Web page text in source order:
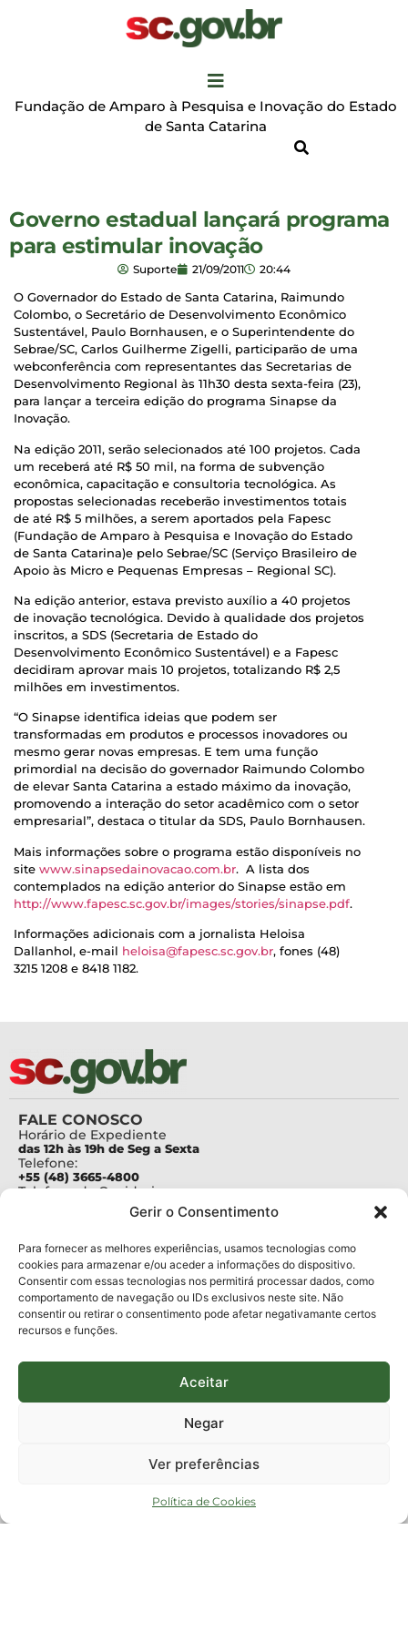
Gerir o Consentimento
Para fornecer as melhores experiências, usamos tecnologias como
cookies para armazenar e/ou aceder a informações do dispositivo.
Consentir com essas tecnologias nos permitirá processar dados, como
comportamento de navegação ou IDs exclusivos neste site. Não
consentir ou retirar o consentimento pode afetar negativamante certos
recursos e funções.
Aceitar
Negar
Ver preferências
Política de Cookies
Fundação de Amparo à Pesquisa e Inovação do Estado
de Santa Catarina
Governo estadual lançará programa
para estimular inovação
Suporte 21/09/2011 20:44
O Governador do Estado de Santa Catarina, Raimundo
Colombo, o Secretário de Desenvolvimento Econômico
Sustentável, Paulo Bornhausen, e o Superintendente do
Sebrae/SC, Carlos Guilherme Zigelli, participarão de uma
webconferência com representantes das Secretarias de
Desenvolvimento Regional às 11h30 desta sexta-feira (23),
para lançar a terceira edição do programa Sinapse da
Inovação.
Na edição 2011, serão selecionados até 100 projetos. Cada
um receberá até R$ 50 mil, na forma de subvenção
econômica, capacitação e consultoria tecnológica. As
propostas selecionadas receberão investimentos totais
de até R$ 5 milhões, a serem aportados pela Fapesc
(Fundação de Amparo à Pesquisa e Inovação do Estado
de Santa Catarina)e pelo Sebrae/SC (Serviço Brasileiro de
Apoio às Micro e Pequenas Empresas – Regional SC).
Na edição anterior, estava previsto auxílio a 40 projetos
de inovação tecnológica. Devido à qualidade dos projetos
inscritos, a SDS (Secretaria de Estado do
Desenvolvimento Econômico Sustentável) e a Fapesc
decidiram aprovar mais 10 projetos, totalizando R$ 2,5
milhões em investimentos.
“O Sinapse identifica ideias que podem ser
transformadas em produtos e processos inovadores ou
mesmo gerar novas empresas. E tem uma função
primordial na decisão do governador Raimundo Colombo
de elevar Santa Catarina a estado máximo da inovação,
promovendo a interação do setor acadêmico com o setor
empresarial”, destaca o titular da SDS, Paulo Bornhausen.
Mais informações sobre o programa estão disponíveis no
site www.sinapsedainovacao.com.br. A lista dos
contemplados na edição anterior do Sinapse estão em
http://www.fapesc.sc.gov.br/images/stories/sinapse.pdf.
Informações adicionais com a jornalista Heloisa
Dallanhol, e-mail heloisa@fapesc.sc.gov.br, fones (48)
3215 1208 e 8418 1182.
FALE CONOSCO
Horário de Expediente
das 12h às 19h de Seg a Sexta
Telefone:
+55 (48) 3665-4800
Telefone da Ouvidoria
Para assuntos relacionados à Pesquisa
pesquisa@fapesc.sc.gov.br
Para assuntos relacionados à Inovação
inovacao@fapesc.sc.gov.br
Para assuntos relacionados à Bolsas
bolsas@fapesc.sc.gov.br
Para assuntos relacionados à Prestação de Contas
Para assuntos relacionados à Plataforma
plataforma@fapesc.sc.gov.br
Jair Artur da Silva dpo@fapesc.sc.gov.br 3665-4831
km 01, Módulo 12A, Edifício Fapesc / Celta, 5° andar